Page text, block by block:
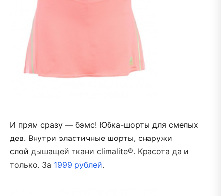
И прям сразу — бэмс! Юбка-шорты для смелых
дев. Внутри эластичные шорты, снаружи
слой дышащей ткани climalite®. Красота да и
только. За 1999 рублей.